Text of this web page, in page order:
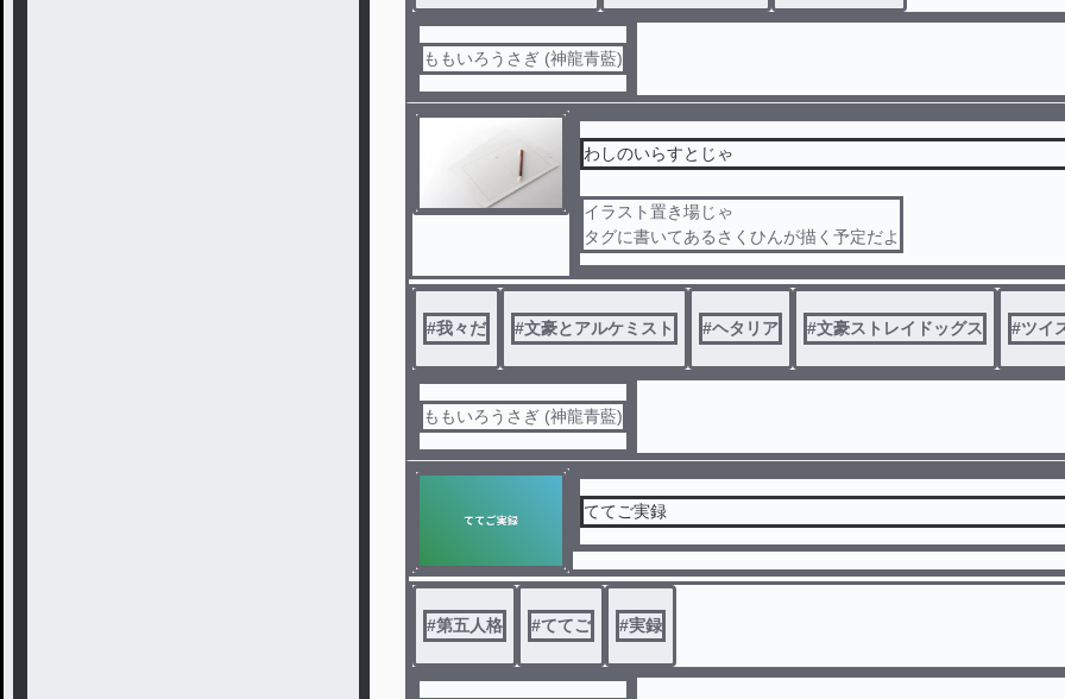
ももいろうさぎ (神龍青藍)
わしのいらすとじゃ
イラスト置き場じゃ
タグに書いてあるさくひんが描く予定だよ
#我々だ #文豪とアルケミスト #ヘタリア #文豪ストレイドッグス #ツイ
ももいろうさぎ (神龍青藍)
ててご実録
#第五人格 #ててご #実録